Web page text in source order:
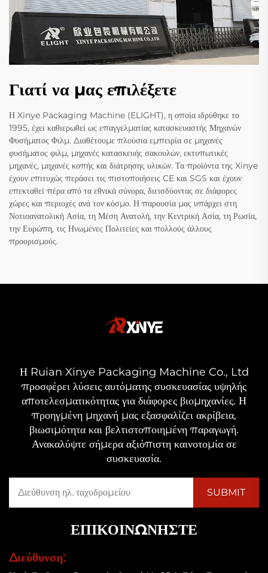
Γιατί να μας επιλέξετε
Η Xinye Packaging Machine (ELIGHT), η οποία ιδρύθηκε το
1995, έχει καθιερωθεί ως επαγγελματίας κατασκευαστής Μηχανών
Φυσήματος Φιλμ. Διαθέτουμε πλούσια εμπειρία σε μηχανές
φυσήματος φιλμ, μηχανές κατασκευής σακουλών, εκτυπωτικές
μηχανές, μηχανές κοπής και διάτρησης υλικών. Τα προϊόντα της Xinye
έχουν επιτυχώς περάσει τις πιστοποιήσεις CE και SGS και έχουν
επεκταθεί πέρα από τα εθνικά σύνορα, διεισδύοντας σε διάφορες
χώρες και περιοχές ανά τον κόσμο. Η παρουσία μας υπάρχει στη
Νοτιοανατολική Ασία, τη Μέση Ανατολή, την Κεντρική Ασία, τη Ρωσία,
την Ευρώπη, τις Ηνωμένες Πολιτείες και πολλούς άλλους
προορισμούς.
Η Ruian Xinye Packaging Machine Co., Ltd
προσφέρει λύσεις αυτόματης συσκευασίας υψηλής
αποτελεσματικότητας για διάφορες βιομηχανίες. Η
προηγμένη μηχανή μας εξασφαλίζει ακρίβεια,
βιωσιμότητα και βελτιστοποιημένη παραγωγή.
Ανακαλύψτε σήμερα αξιόπιστη καινοτομία σε
συσκευασία.
ΕΠΙΚΟΙΝΩΝΉΣΤΕ
Διεύθυνση: